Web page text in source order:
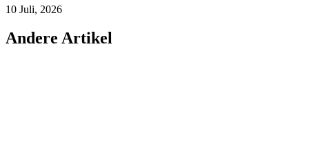
10 Juli, 2026
Andere Artikel